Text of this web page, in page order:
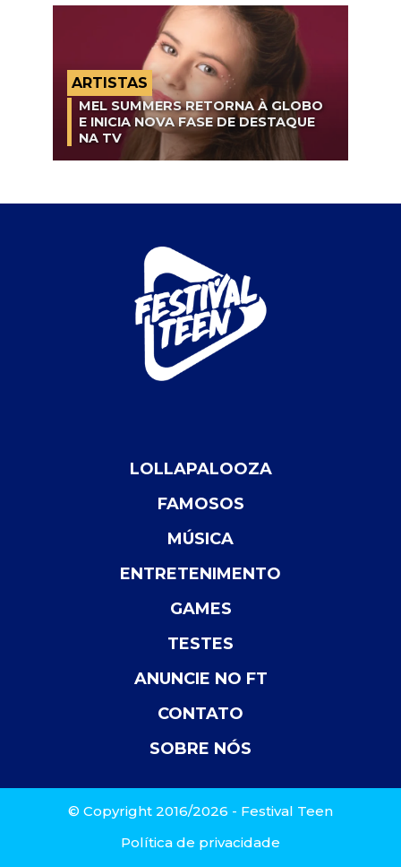
ARTISTAS
MEL SUMMERS RETORNA À GLOBO
E INICIA NOVA FASE DE DESTAQUE
NA TV
LOLLAPALOOZA
FAMOSOS
MÚSICA
ENTRETENIMENTO
GAMES
TESTES
ANUNCIE NO FT
CONTATO
SOBRE NÓS
© Copyright 2016/2026 - Festival Teen
Política de privacidade